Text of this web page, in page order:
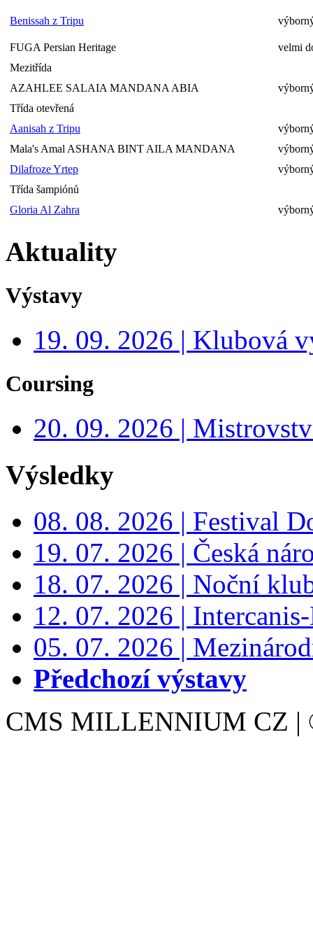
Benissah z Tripu
FUGA Persian Heritage
velmi
Mezitřída
AZAHLEE SALAIA MANDANA ABIA
Třída otevřená
Aanisah z Tripu
Mala's Amal ASHANA BINT AILA MANDANA
Dilafroze Yrtep
Třída šampiónů
Gloria Al Zahra
Aktuality
Výstavy
19. 09. 2026 | Klubová
Coursing
20. 09. 2026 |
Výsledky
08. 08. 2026 | Festival
19. 07. 2026 | Česká
18. 07. 2026 | Noční
12. 07. 2026 |
05. 07. 2026 |
Předchozí výstavy
CMS MILLENNIUM CZ |